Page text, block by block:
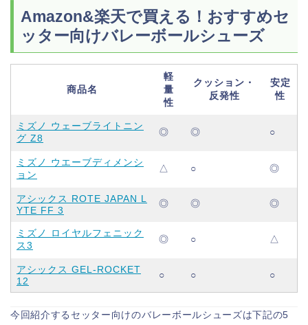
Amazon&楽天で買える！おすすめセ
ッター向けバレーボールシューズ
商品名
軽
量
性
クッション・
反発性
安定
性
ミズノ ウェーブライトニン
グ Z8
◎ ◎ ○
ミズノ ウエーブディメンシ
ョン
△ ○ ◎
アシックス ROTE JAPAN L
YTE FF 3
◎ ◎ ◎
ミズノ ロイヤルフェニック
ス3
◎ ○ △
アシックス GEL-ROCKET
12
○ ○ ○
今回紹介するセッター向けのバレーボールシューズは下記の5